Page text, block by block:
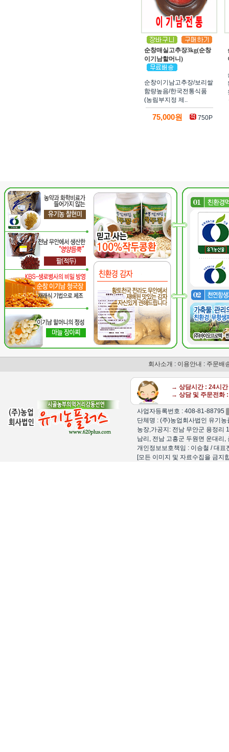
순창매실고추장3kg(순창
이기남할머니)
순창이기남고추장/보리쌀
함량높음/한국전통식품
(농림부지정 제..
75,000원 750P
회사소개 : 이용안내 : 주문배
→ 상담시간 : 24시간
→ 상담 및 주문전화
사업자등록번호 : 408-81-88795
단체명 : (주)농업회사법인 유기
농장,가공지: 전남 무안군 용정리
남리, 전남 고흥군 두원면 운대리
개인정보보호책임 : 이승철 / 대
[모든 이미지 및 자료수집을 금지